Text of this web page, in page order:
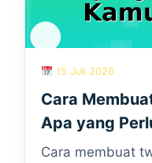
15 Juli 2026
Cara
Apa yang
Cara membuat